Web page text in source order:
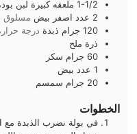
1-1/2 ملعقه كبيرة لبن
2 عدد اصفر بيض مسلوق
120 جرام ذبدة درجة
ذرة ملح
60 جرام سكر
1 عدد بيض
20 جرام سمسم
الخطوات
في بولة نضرب الذبدة مع